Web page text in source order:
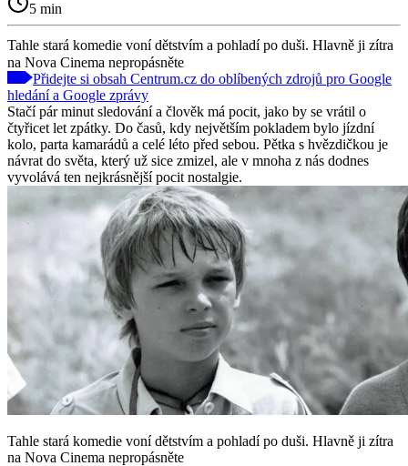
5 min
Tahle stará komedie voní dětstvím a pohladí po duši. Hlavně ji zítra
na Nova Cinema nepropásněte
Přidejte si obsah Centrum.cz do oblíbených zdrojů pro Google
hledání a Google zprávy
Stačí pár minut sledování a člověk má pocit, jako by se vrátil o
čtyřicet let zpátky. Do časů, kdy největším pokladem bylo jízdní
kolo, parta kamarádů a celé léto před sebou. Pětka s hvězdičkou je
návrat do světa, který už sice zmizel, ale v mnoha z nás dodnes
vyvolává ten nejkrásnější pocit nostalgie.
Tahle stará komedie voní dětstvím a pohladí po duši. Hlavně ji zítra
na Nova Cinema nepropásněte